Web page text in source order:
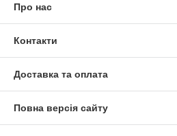
Про нас
Контакти
Доставка та оплата
Повна версія сайту